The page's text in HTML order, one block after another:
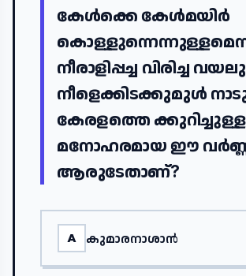
കേൾക്കെ കേൾമയിർ
നീരാളിപ്പച്ച വിരിച്ച
നീളെക്കിടക്കുമുൾ
കേരളത്തെ ക്കുറിച്ചുള്ള
മനോഹരമായ ഈ
ആരുടേതാണ്?
A കുമാരനാശാൻ